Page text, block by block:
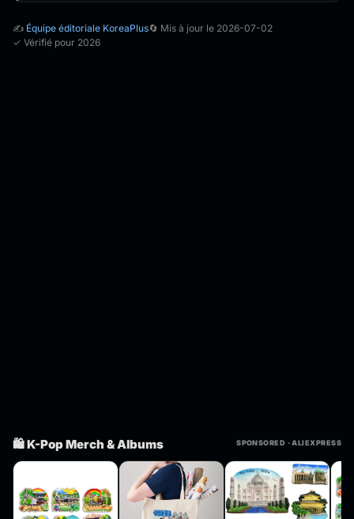
✍️ Équipe éditoriale KoreaPlus🔄 Mis à jour le 2026-07-02
✓ Vérifié pour 2026
🛍️ K-Pop Merch & Albums SPONSORED · ALIEXPRESS